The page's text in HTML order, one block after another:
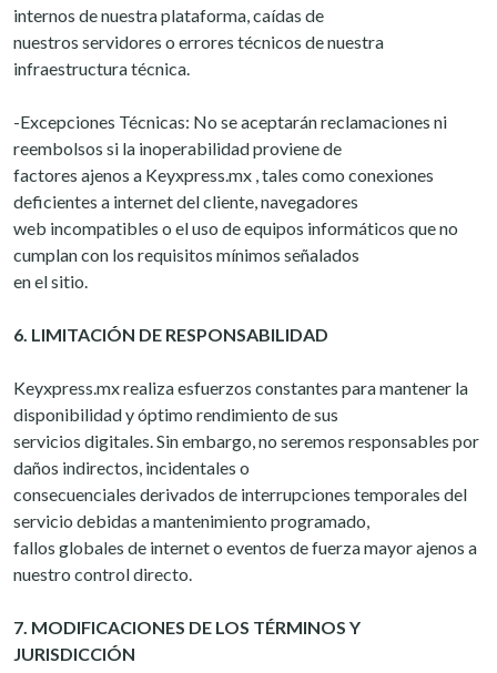
internos de nuestra plataforma, caídas de
nuestros servidores o errores técnicos de nuestra
infraestructura técnica.
-Excepciones Técnicas: No se aceptarán reclamaciones ni
reembolsos si la inoperabilidad proviene de
factores ajenos a Keyxpress.mx , tales como conexiones
deficientes a internet del cliente, navegadores
web incompatibles o el uso de equipos informáticos que no
cumplan con los requisitos mínimos señalados
en el sitio.
6. LIMITACIÓN DE RESPONSABILIDAD
Keyxpress.mx realiza esfuerzos constantes para mantener la
disponibilidad y óptimo rendimiento de sus
servicios digitales. Sin embargo, no seremos responsables por
daños indirectos, incidentales o
consecuenciales derivados de interrupciones temporales del
servicio debidas a mantenimiento programado,
fallos globales de internet o eventos de fuerza mayor ajenos a
nuestro control directo.
7. MODIFICACIONES DE LOS TÉRMINOS Y
JURISDICCIÓN